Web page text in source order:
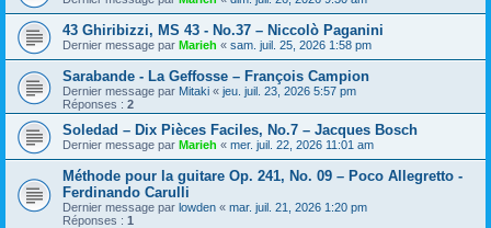
43 Ghiribizzi, MS 43 - No.37 – Niccolò Paganini
Dernier message par Marieh « sam. juil. 25, 2026 1:58 pm
Sarabande - La Geffosse – François Campion
Dernier message par Mitaki « jeu. juil. 23, 2026 5:57 pm
Réponses : 2
Soledad – Dix Pièces Faciles, No.7 – Jacques Bosch
Dernier message par Marieh « mer. juil. 22, 2026 11:01 am
Méthode pour la guitare Op. 241, No. 09 – Poco Allegretto -
Ferdinando Carulli
Dernier message par lowden « mar. juil. 21, 2026 1:20 pm
Réponses : 1